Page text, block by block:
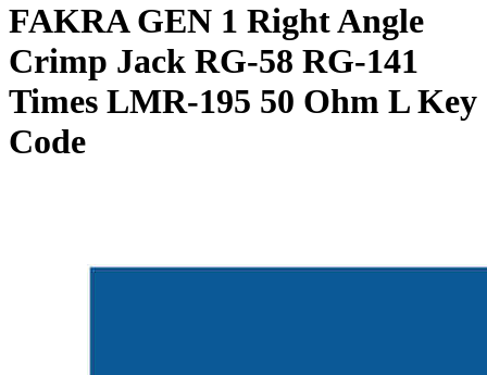
FAKRA GEN 1 Right Angle
Crimp Jack RG-58 RG-141
Times LMR-195 50 Ohm L Key
Code